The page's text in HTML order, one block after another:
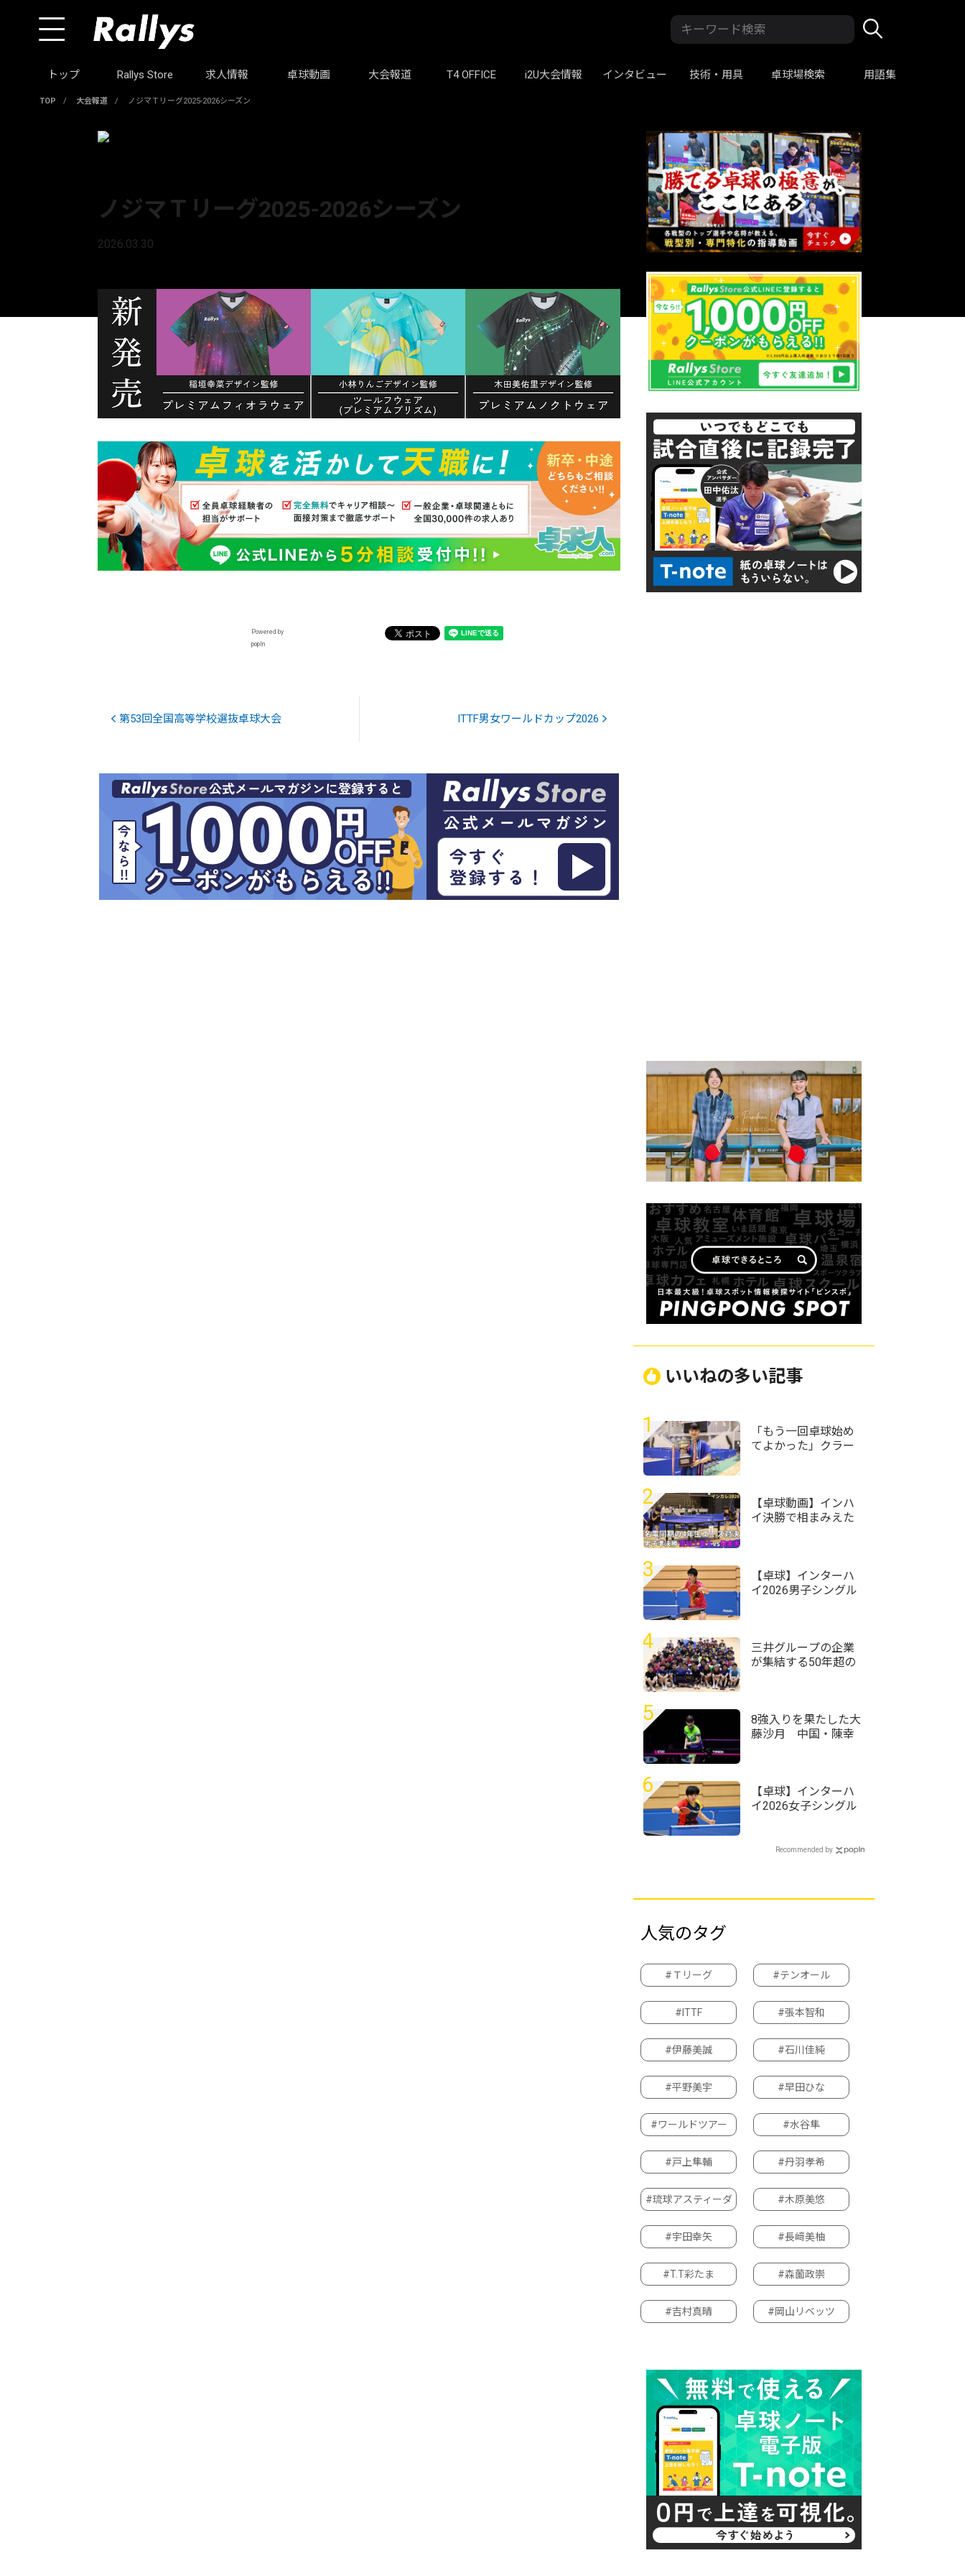
トップ Rallys Store 求人情報 卓球動画 大会報道 T4 OFFICE i2U大会情報 インタビュー 技術・用具 卓球場検索 用語集
TOP / 大会報道 / ノジマＴリーグ2025-2026シーズン
ノジマＴリーグ2025-2026シーズン
2026.03.30
Powered by
popIn
第53回全国高等学校選抜卓球大会 ITTF男女ワールドカップ2026
いいねの多い記事
1
「もう一回卓球始め
てよかった」クラー
校定時制通信制卓球
大会＞
2
【卓球動画】インハ
イ決勝で相まみえた
田知己の1年生対決も
実現｜インカレ卓球
3
【卓球】インターハ
イ2026男子シングル
ードに
4
三井グループの企業
が集結する50年超の
球・オール三井2026
＞
5
8強入りを果たした大
藤沙月 中国・陳幸
＜卓球・WTTチャン
ピオンズ横浜2026＞
6
【卓球】インターハ
イ2026女子シングル
天王寺・髙森愛央が
Recommended by
人気のタグ
#Ｔリーグ #テンオール
#ITTF #張本智和
#伊藤美誠 #石川佳純
#平野美宇 #早田ひな
#ワールドツアー #水谷隼
#戸上隼輔 #丹羽孝希
#琉球アスティーダ #木原美悠
#宇田幸矢 #長﨑美柚
#T.T彩たま #森薗政崇
#吉村真晴 #岡山リベッツ